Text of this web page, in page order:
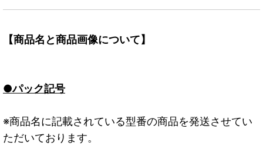
【商品名と商品画像について】
●パック記号
※商品名に記載されている型番の商品を発送させてい
ただいております。